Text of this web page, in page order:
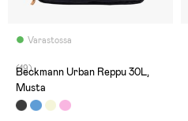
Varastossa
(19)
Beckmann Urban Reppu 30L,
Musta